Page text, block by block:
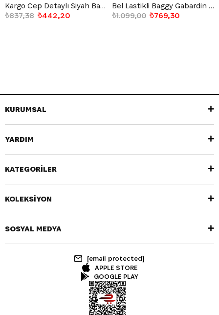
Kargo Cep Detaylı Siyah Baggy Jean
₺442,20
₺837,38
Bel Lastikli Baggy Gabardin Pantolon Siyah
₺769,30
₺1.099,00
KURUMSAL
YARDIM
KATEGORİLER
KOLEKSİYON
SOSYAL MEDYA
[email protected]
APPLE STORE
GOOGLE PLAY